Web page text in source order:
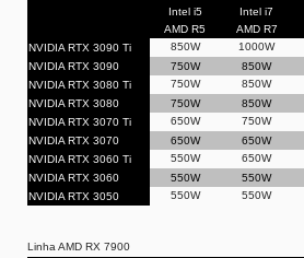
Intel i5
AMD R5
Intel i7
AMD R7
NVIDIA RTX 3090 Ti
850W 1000W
NVIDIA RTX 3090
750W 850W
NVIDIA RTX 3080 Ti
750W 850W
NVIDIA RTX 3080
750W 850W
NVIDIA RTX 3070 Ti
650W 750W
NVIDIA RTX 3070
650W 650W
NVIDIA RTX 3060 Ti
550W 650W
NVIDIA RTX 3060
550W 550W
NVIDIA RTX 3050
550W 550W
Linha AMD RX 7900